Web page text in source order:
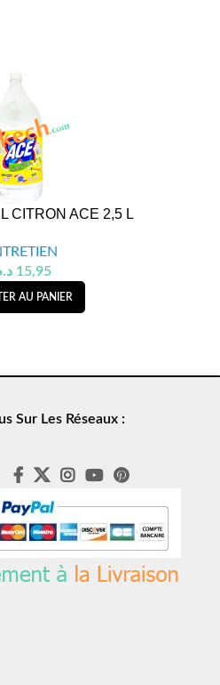
CITRON ACE 2,5 L
15,95
AU PANIER
Sur Les Réseaux :